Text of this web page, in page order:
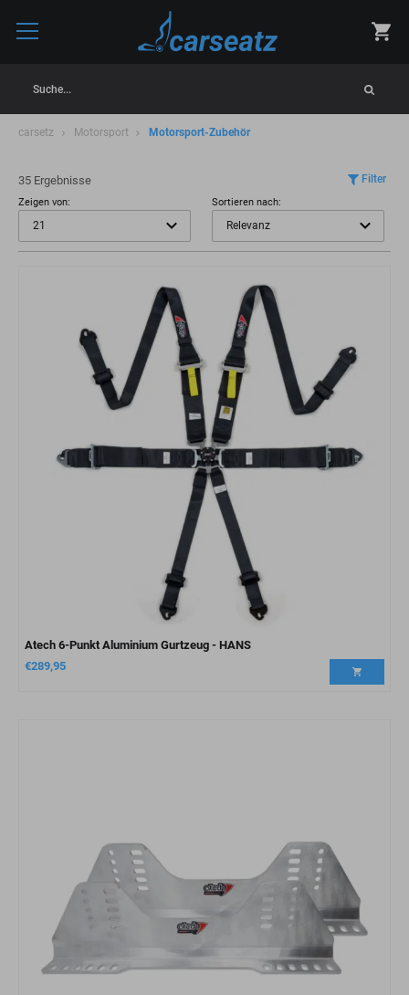
Suche...
carsetz Motorsport Motorsport-Zubehör
35 Ergebnisse Filter
Zeigen von: Sortieren nach:
Atech 6-Punkt Aluminium Gurtzeug - HANS
€289,95